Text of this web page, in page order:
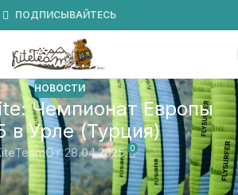
ПОДПИСЫВАЙТЕСЬ
НОВОСТИ
Чемпионат Европы
в Урле (Турция)
От 28.04.2025 0